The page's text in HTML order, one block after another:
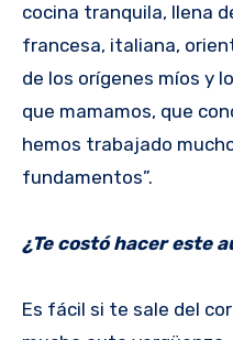
cocina tranquila, llena
francesa, italiana,
de los orígenes míos y
que mamamos, que
hemos trabajado
fundamentos”.
¿Te costó hacer este
Es fácil si te sale del